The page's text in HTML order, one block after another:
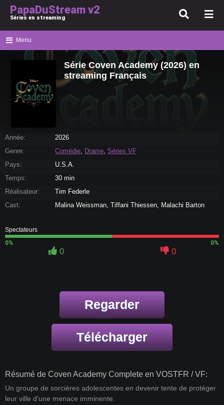
PapaDuStream v2
Séries en streaming
Menu
Série Coven Academy (2026) en
streaming Français
Année:
2026
Genre:
Comédie, Drame, Séries VF
Pays:
U.S.A.
Temps:
30 min
Réalisateur:
Tim Federle
Cast:
Malina Weissman, Tiffani Thiessen, Malachi Barton
Spectateurs
0%
0%
0 0
Regarder
Télécharger
Résumé de Coven Academy Complete en VOSTFR / VF:
Un groupe de sorcières adolescentes en devenir tente de protéger
leur ville d'une menace imminente.